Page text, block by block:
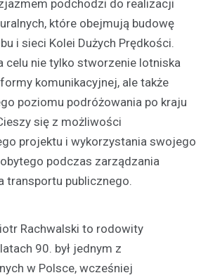
podchodzi do realizacji
które obejmują budowę
i sieci Kolei Dużych Prędkości.
celu nie tylko stworzenie lotniska
komunikacyjnej, ale także
poziomu podróżowania po kraju
się z możliwości
projektu i wykorzystania swojego
podczas zarządzania
transportu publicznego.
Rachwalski to rodowity
90. był jednym z
w Polsce, wcześniej